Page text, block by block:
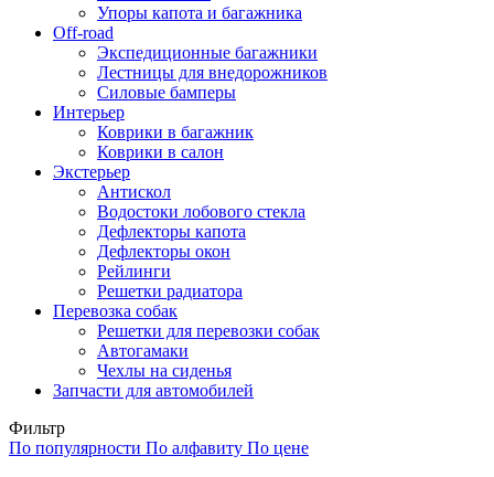
Упоры капота и багажника
Off-road
Экспедиционные багажники
Лестницы для внедорожников
Силовые бамперы
Интерьер
Коврики в багажник
Коврики в салон
Экстерьер
Антискол
Водостоки лобового стекла
Дефлекторы капота
Дефлекторы окон
Рейлинги
Решетки радиатора
Перевозка собак
Решетки для перевозки собак
Автогамаки
Чехлы на сиденья
Запчасти для автомобилей
Фильтр
По популярности По алфавиту По цене